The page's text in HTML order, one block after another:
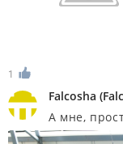
1
Falcosha (
А мне,